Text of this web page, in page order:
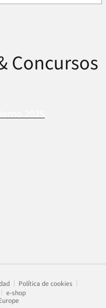
Concursos
Política de cookies
e-shop